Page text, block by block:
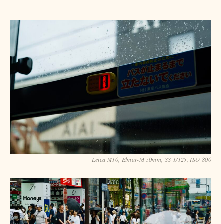
Leica M10, Elmar-M 50mm, SS 1/125, ISO 800